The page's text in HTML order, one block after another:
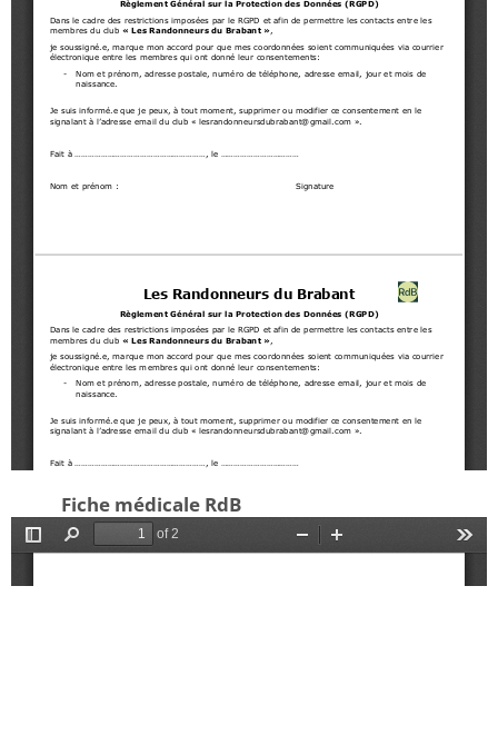
Fiche médicale RdB